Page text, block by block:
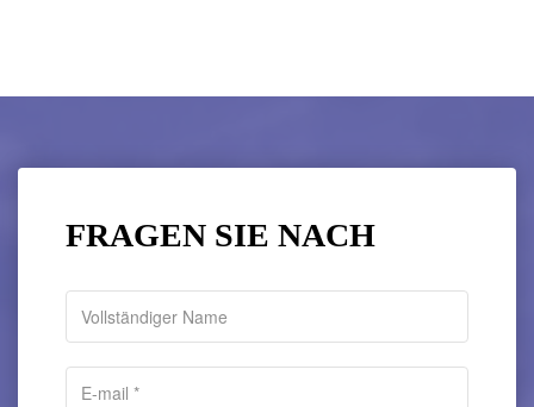
FRAGEN SIE NACH